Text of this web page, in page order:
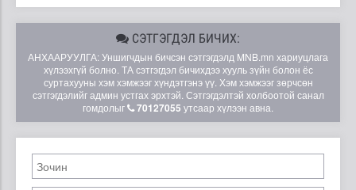
СЭТГЭГДЭЛ БИЧИХ:
АНХААРУУЛГА: Уншигчдын бичсэн сэтгэгдэлд MNB.mn хариуцлага
хүлээхгүй болно. ТА сэтгэгдэл бичихдээ хууль зүйн болон ёс
суртахууны хэм хэмжээг хүндэтгэнэ үү. Хэм хэмжээг зөрчсөн
сэтгэгдэлийг админ устгах эрхтэй. Сэтгэгдэлтэй холбоотой санал
гомдолыг
70127055 утсаар хүлээн авна.